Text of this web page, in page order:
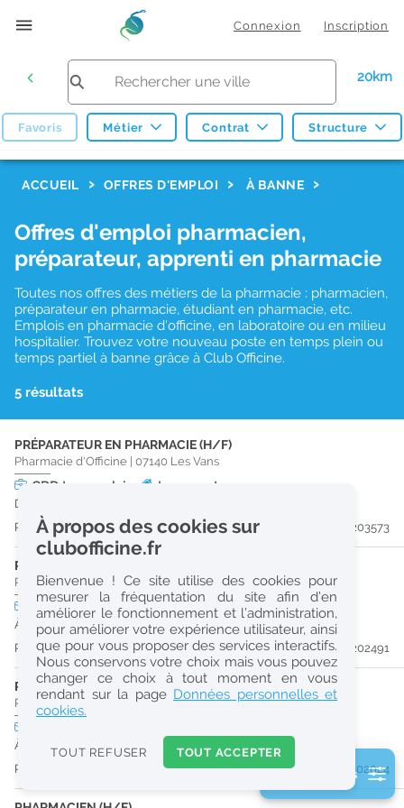
Connexion Inscription
20km
Favoris Métier Contrat Structure
Réinitialiser
2
0
k
Consulter les offres de la France d'outre-mer
ACCUEIL OFFRES D'EMPLOI À BANNE
Offres d'emploi pharmacien,
préparateur, apprenti en pharmacie
Toutes nos offres des métiers de la pharmacie : pharmacien,
préparateur en pharmacie, étudiant en pharmacie, etc.
Emplois en pharmacie d'officine, en laboratoire ou en milieu
hospitalier. Trouvez votre nouveau poste en temps plein ou
temps partiel à banne grâce à Club Officine.
5 résultats
PRÉPARATEUR EN PHARMACIE (H/F)
Pharmacie d'Officine 07140 Les Vans
CDD temps plein Logement
Du 13/12/26 au 25/12/26
Publiée il y a 10 jour(s)
#203573
PRÉPARATEUR EN PHARMACIE (H/F)
Pharmacie d'Officine|07140 Les Vans
temps plein
À partir du 30/08/26
URGENT
Publiée il y a 26 jour(s) #202491
PHARMACIEN (H/F)
Pharmacie d'Officine 07260 Joyeuse
À partir du 27/09/26
Publiée il y a 31 jour(s) #202024
2 filtre(s) actifs
À propos des cookies sur
clubofficine.fr
Bienvenue ! Ce site utilise des cookies pour
mesurer la fréquentation du site afin d’en
améliorer le fonctionnement et l’administration,
pour améliorer votre expérience utilisateur, ainsi
que pour vous proposer des services interactifs.
Nous conservons votre choix mais vous pouvez
changer ce choix à tout moment en vous
rendant sur la page Données personnelles et
cookies.
TOUT REFUSER TOUT ACCEPTER